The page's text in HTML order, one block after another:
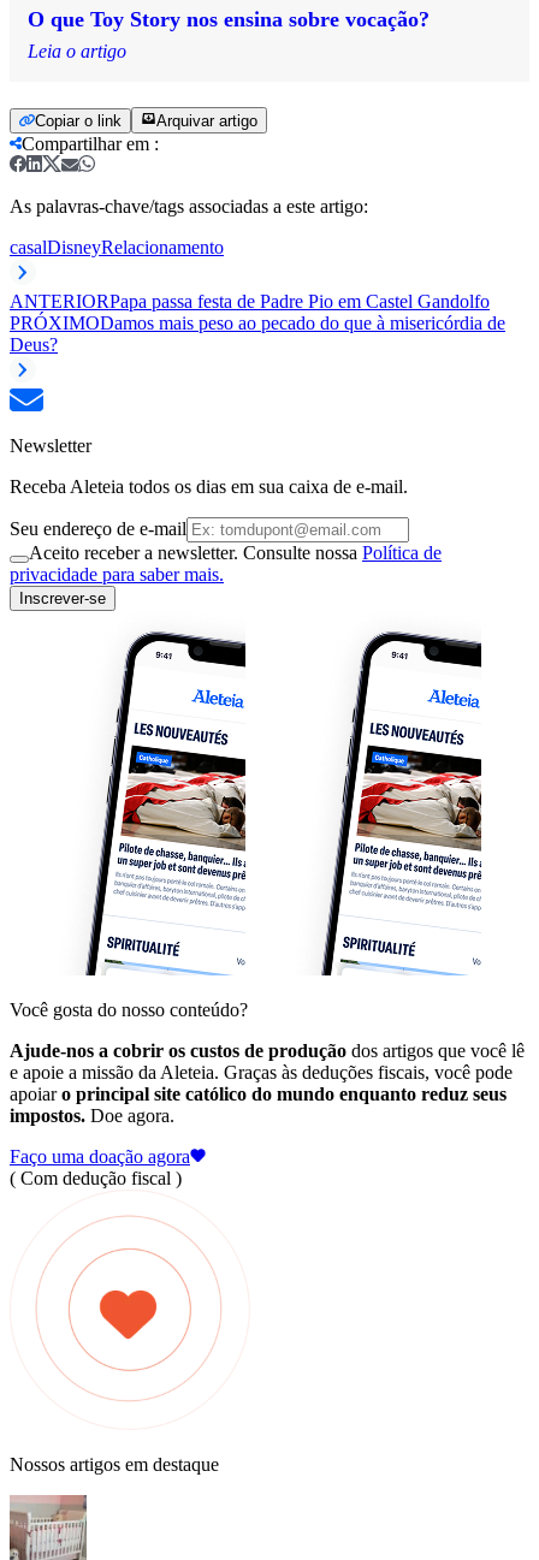
O que Toy Story nos ensina sobre vocação?
Leia o artigo
Copiar o link Arquivar artigo
Compartilhar em :
As palavras-chave/tags associadas a este artigo:
casalDisneyRelacionamento
ANTERIORPapa passa festa de Padre Pio em Castel Gandolfo
PRÓXIMODamos mais peso ao pecado do que à misericórdia de
Deus?
Newsletter
Receba Aleteia todos os dias em sua caixa de e-mail.
Seu endereço de e-mail
Aceito receber a newsletter. Consulte nossa Política de
privacidade para saber mais.
Inscrever-se
Você gosta do nosso conteúdo?
Ajude-nos a cobrir os custos de produção dos artigos que você lê
e apoie a missão da Aleteia. Graças às deduções fiscais, você pode
apoiaro principal site católico do mundo enquanto reduz seus
impostos. Doe agora.
Faço uma doação agora
( Com dedução fiscal )
Nossos artigos em destaque